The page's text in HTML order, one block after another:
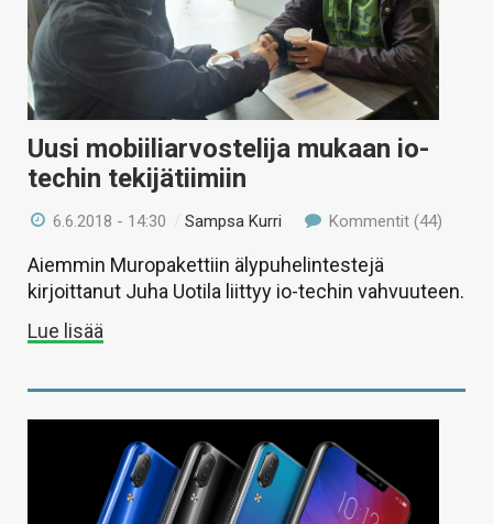
Uusi mobiiliarvostelija mukaan io-
techin tekijätiimiin
6.6.2018 - 14:30 /Sampsa Kurri Kommentit (44)
Aiemmin Muropakettiin älypuhelintestejä
kirjoittanut Juha Uotila liittyy io-techin vahvuuteen.
Lue lisää